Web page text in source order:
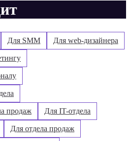
Для SMM Для web-дизайнера
продаж Для IT-отдела
Для отдела продаж